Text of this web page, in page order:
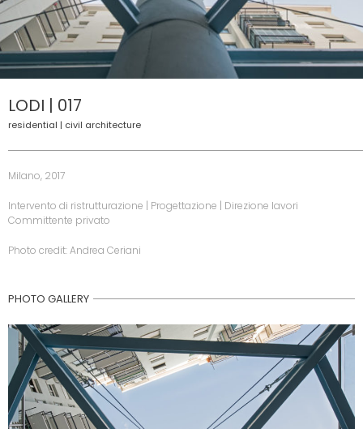
LODI | 017
residential | civil architecture
Milano, 2017
Intervento di ristrutturazione | Progettazione | Direzione lavori
Committente privato
Photo credit: Andrea Ceriani
PHOTO GALLERY